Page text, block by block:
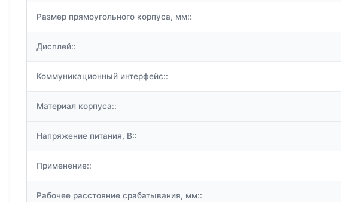
Размер прямоугольного корпуса, мм::
Дисплей::
Коммуникационный интерфейс::
Материал корпуса::
Напряжение питания, В::
Применение::
Рабочее расстояние срабатывания, мм::